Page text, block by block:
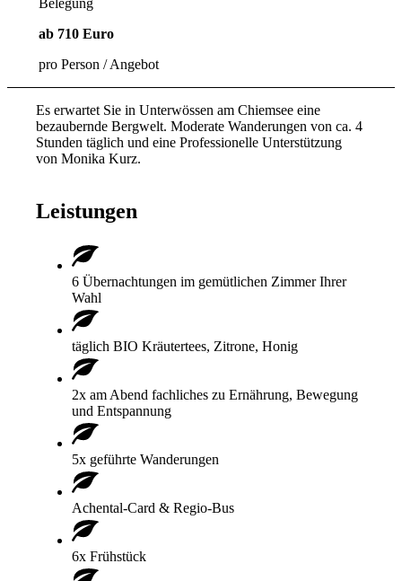
ab 710Euro
pro Person / Angebot
Es erwartet Sie in Unterwössen am Chiemsee eine
bezaubernde Bergwelt. Moderate Wanderungen von ca. 4
Stunden täglich und eine Professionelle Unterstützung
von Monika Kurz.
Leistungen
6 Übernachtungen im gemütlichen Zimmer Ihrer
Wahl
täglich BIO Kräutertees, Zitrone, Honig
2x am Abend fachliches zu Ernährung, Bewegung
und Entspannung
5x geführte Wanderungen
Achental-Card & Regio-Bus
6x Frühstück